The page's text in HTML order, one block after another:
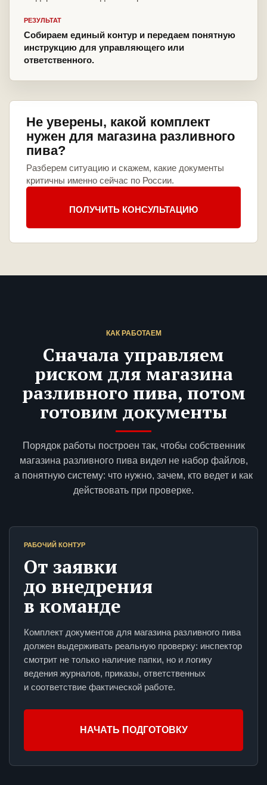
РЕЗУЛЬТАТ
Собираем единый контур и передаем понятную
инструкцию для управляющего или
ответственного.
Не уверены, какой комплект
нужен для магазина разливного
пива?
Разберем ситуацию и скажем, какие документы
критичны именно сейчас по России.
ПОЛУЧИТЬ КОНСУЛЬТАЦИЮ
КАК РАБОТАЕМ
Сначала управляем
риском для магазина
разливного пива, потом
готовим документы
Порядок работы построен так, чтобы собственник
магазина разливного пива видел не набор файлов,
а понятную систему: что нужно, зачем, кто ведет и как
действовать при проверке.
РАБОЧИЙ КОНТУР
От заявки
до внедрения
в команде
Комплект документов для магазина разливного пива
должен выдерживать реальную проверку: инспектор
смотрит не только наличие папки, но и логику
ведения журналов, приказы, ответственных
и соответствие фактической работе.
НАЧАТЬ ПОДГОТОВКУ